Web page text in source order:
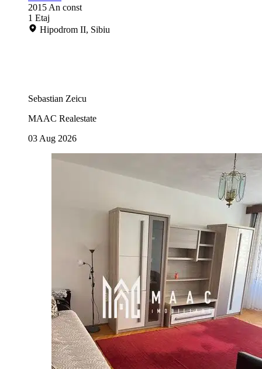
2015 An const
1 Etaj
Hipodrom II, Sibiu
Sebastian Zeicu
MAAC Realestate
03 Aug 2026